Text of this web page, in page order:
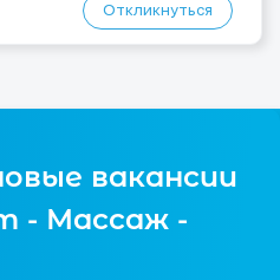
Откликнуться
вакансии
- Массаж -